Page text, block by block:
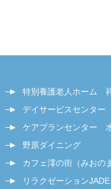
特別養護老人ホーム
デイサービスセンタ
ケアプランセンター
野原ダイニング
カフェ澪の街（みおの
リラクゼーションJADE